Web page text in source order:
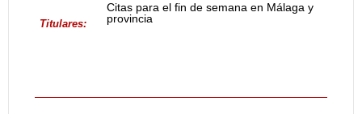
Titulares:
Citas para el fin de semana en Málaga y
provincia